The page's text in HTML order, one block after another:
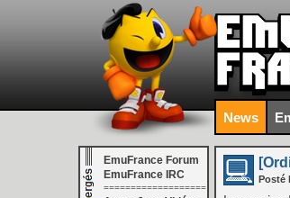
News
EmuFrance Forum
EmuFrance IRC
===================
Posté